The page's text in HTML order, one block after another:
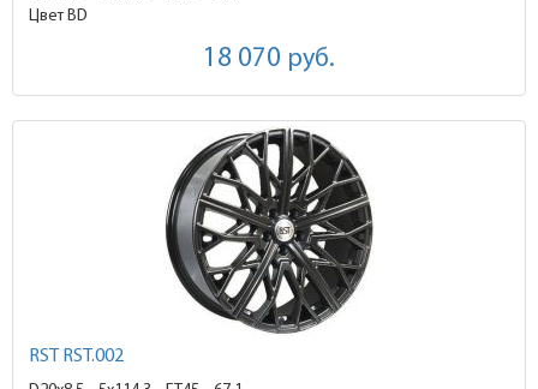
Цвет BD
18 070 руб.
RST RST.002